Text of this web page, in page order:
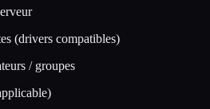
(drivers compatibles)
/ groupes